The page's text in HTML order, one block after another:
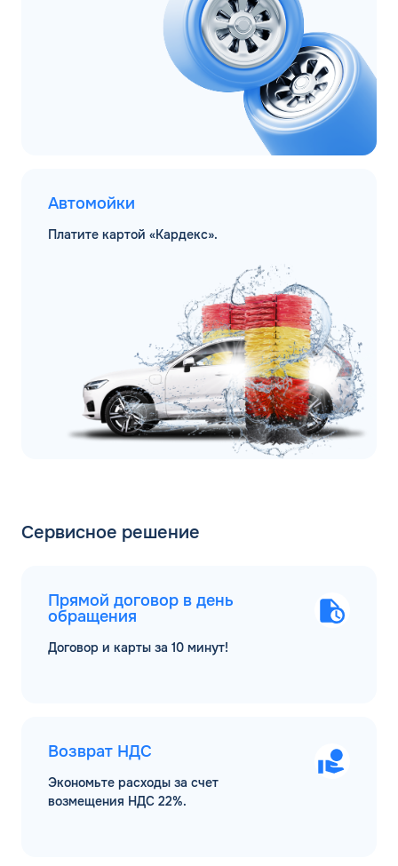
Автомойки
Платите картой «Кардекс».
Сервисное решение
Прямой договор в день
обращения
Договор и карты за 10 минут!
Возврат НДС
Экономьте расходы за счет
возмещения НДС 22%.